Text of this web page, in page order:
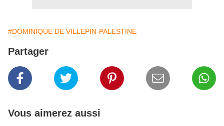
#DOMINIQUE DE VILLEPIN-PALESTINE
Partager
Vous aimerez aussi